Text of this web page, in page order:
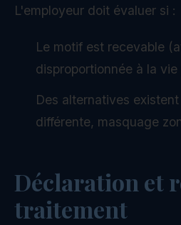
L'employeur doit évaluer si :
Le motif est recevable
disproportionnée à la vie
Des alternatives
différente, masquage
Déclaration et
traitement